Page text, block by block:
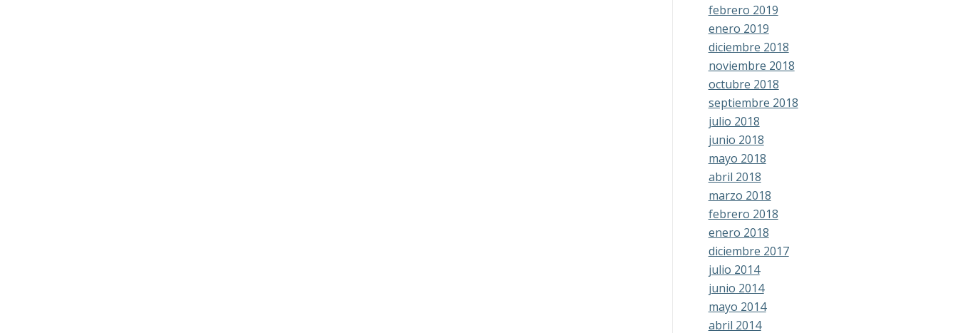
febrero 2019
enero 2019
diciembre 2018
noviembre 2018
octubre 2018
septiembre 2018
julio 2018
junio 2018
mayo 2018
abril 2018
marzo 2018
febrero 2018
enero 2018
diciembre 2017
julio 2014
junio 2014
mayo 2014
abril 2014